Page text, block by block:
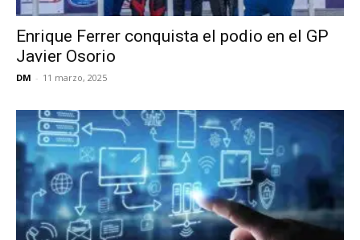
Enrique Ferrer conquista el podio en el GP
Javier Osorio
DM - 11 marzo, 2025